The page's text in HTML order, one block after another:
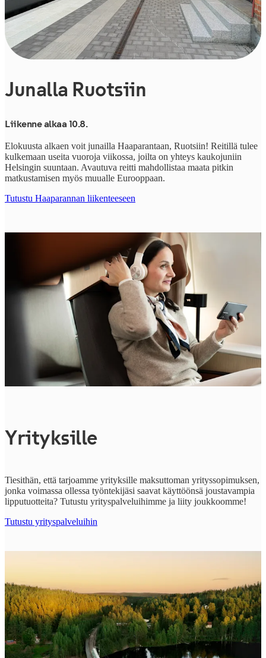
Junalla Ruotsiin
Liikenne alkaa 10.8.
Elokuusta alkaen voit junailla Haaparantaan, Ruotsiin! Reitillä tulee
kulkemaan useita vuoroja viikossa, joilta on yhteys kaukojuniin
Helsingin suuntaan. Avautuva reitti mahdollistaa maata pitkin
matkustamisen myös muualle Eurooppaan.
Tutustu Haaparannan liikenteeseen
Yrityksille
Tiesithän, että tarjoamme yrityksille maksuttoman yrityssopimuksen,
jonka voimassa ollessa työntekijäsi saavat käyttöönsä joustavampia
lipputuotteita? Tutustu yrityspalveluihimme ja liity joukkoomme!
Tutustu yrityspalveluihin